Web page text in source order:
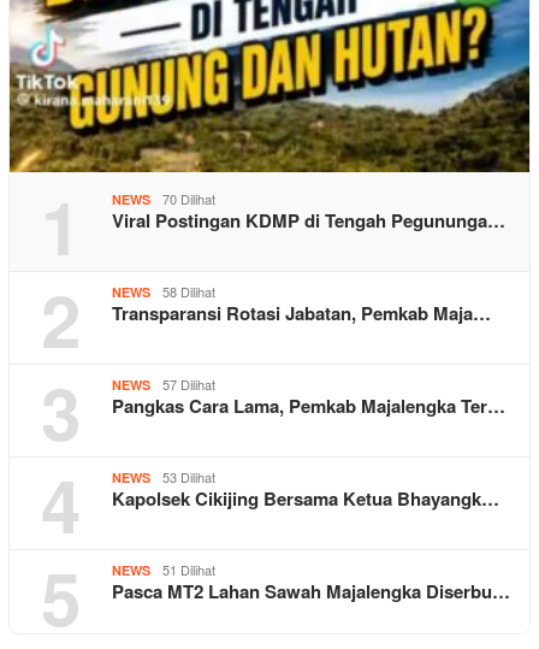
1 NEWS 70 Dilihat
Viral Postingan KDMP di Tengah Pegununga…
2 NEWS 58 Dilihat
Transparansi Rotasi Jabatan, Pemkab Maja…
3 NEWS 57 Dilihat
Pangkas Cara Lama, Pemkab Majalengka Ter…
4 NEWS 53 Dilihat
Kapolsek Cikijing Bersama Ketua Bhayangk…
5 NEWS 51 Dilihat
Pasca MT2 Lahan Sawah Majalengka Diserbu…